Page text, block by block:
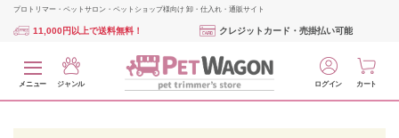
プロトリマー・ペットサロン・ペットショップ様向け 卸・仕入れ・通販サイト
11,000円以上で送料無料！ クレジットカード・売掛払い可能
メニュー ジャンル ログイン カート